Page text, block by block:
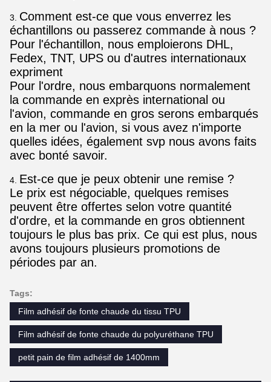
3. Comment est-ce que vous enverrez les
échantillons ou passerez commande à nous ?
Pour l'échantillon, nous emploierons DHL,
Fedex, TNT, UPS ou d'autres internationaux
expriment
Pour l'ordre, nous embarquons normalement
la commande en exprès international ou
l'avion, commande en gros serons embarqués
en la mer ou l'avion, si vous avez n'importe
quelles idées, également svp nous avons faits
avec bonté savoir.
4. Est-ce que je peux obtenir une remise ?
Le prix est négociable, quelques remises
peuvent être offertes selon votre quantité
d'ordre, et la commande en gros obtiennent
toujours le plus bas prix. Ce qui est plus, nous
avons toujours plusieurs promotions de
périodes par an.
Tags:
Film adhésif de fonte chaude du tissu TPU
Film adhésif de fonte chaude du polyuréthane TPU
petit pain de film adhésif de 1400mm